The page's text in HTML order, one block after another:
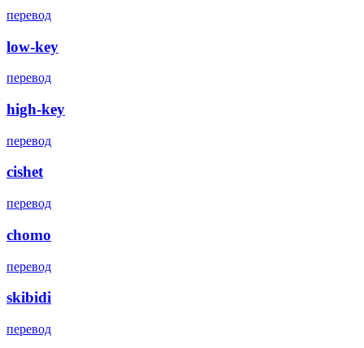
перевод
low-key
перевод
high-key
перевод
cishet
перевод
chomo
перевод
skibidi
перевод